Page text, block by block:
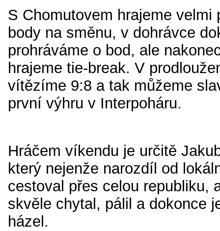
S Chomutovem hrajeme velmi
body na směnu, v dohrávce
prohráváme o bod, ale
hrajeme tie-break. V
vítězíme 9:8 a tak můžeme
první výhru v Interpoháru.
Hráčem víkendu je určitě
který nejenže narozdíl od
cestoval přes celou republiku,
skvěle chytal, pálil a dokonce
házel.